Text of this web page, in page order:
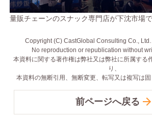
量販チェーンのスナック専門店が下沈市場
Copyright (C) CastGlobal Consulting Co.,
No reproduction or republication without
本資料に関する著作権は弊社又は弊社に所属する
り、
本資料の無断引用、無断変更、転写又は複写は固
前ページへ戻る